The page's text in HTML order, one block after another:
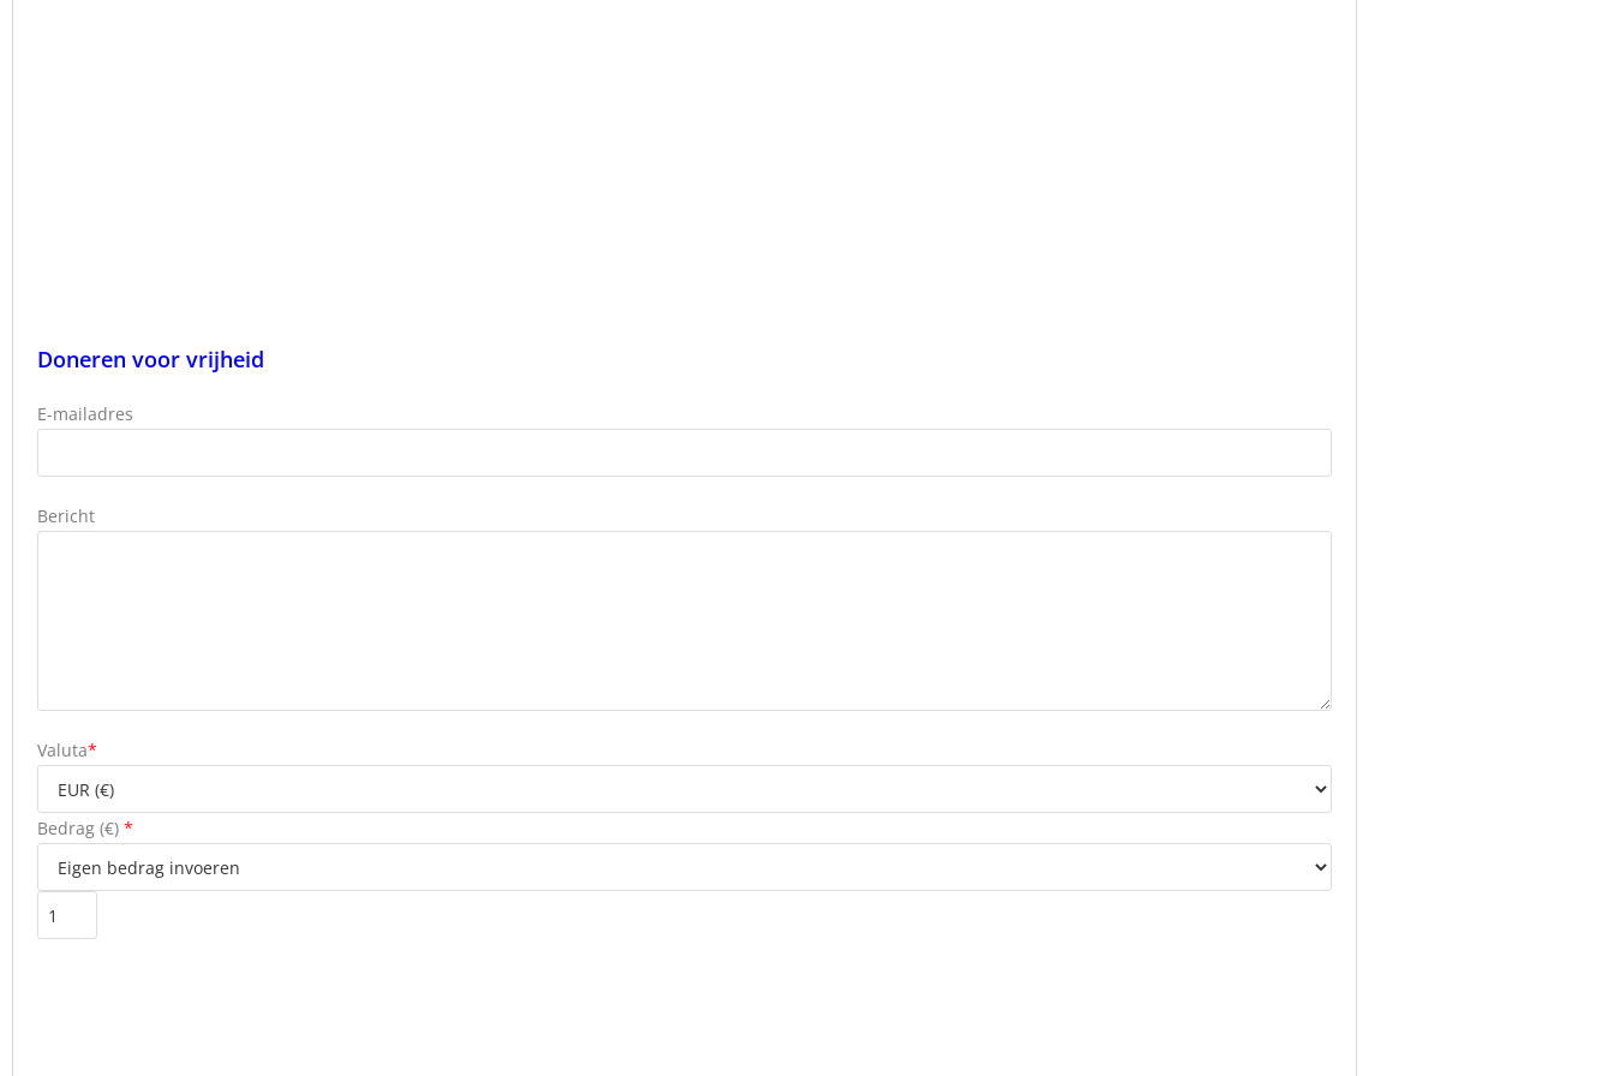
Doneren voor vrijheid
E-mailadres
Bericht
Valuta*
Bedrag (€) *